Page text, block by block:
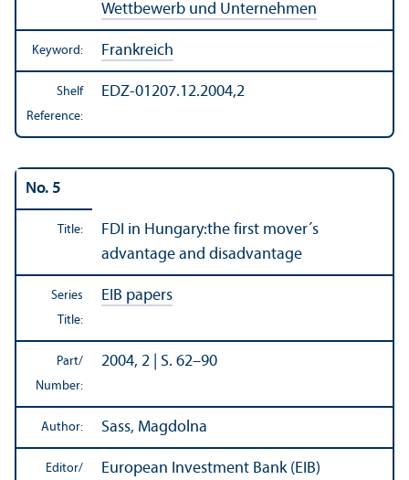
Wettbewerb und Unternehmen
Keyword: Frankreich
Shelf
Reference:
EDZ-01207.12.2004,2
No. 5
Title:
FDI in Hungary:the first mover´s
advantage and disadvantage
Series
Title:
EIB papers
Part/
Number:
2004, 2 | S. 62–90
Author: Sass, Magdolna
Editor/
European Investment Bank (EIB)